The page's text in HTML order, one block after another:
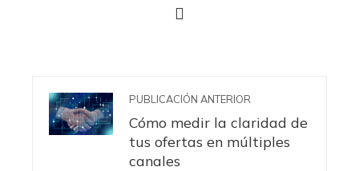
PUBLICACIÓN ANTERIOR
Cómo medir la claridad de
tus ofertas en múltiples
canales